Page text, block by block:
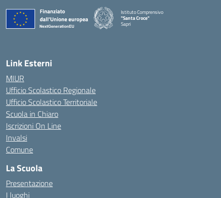
Istituto Comprensivo
"Santa Croce"
Sapri
— Visita la pagina iniziale della scuola
Link Esterni
MIUR
Ufficio Scolastico Regionale
Ufficio Scolastico Territoriale
Scuola in Chiaro
Iscrizioni On Line
Invalsi
Comune
La Scuola
Presentazione
I luoghi